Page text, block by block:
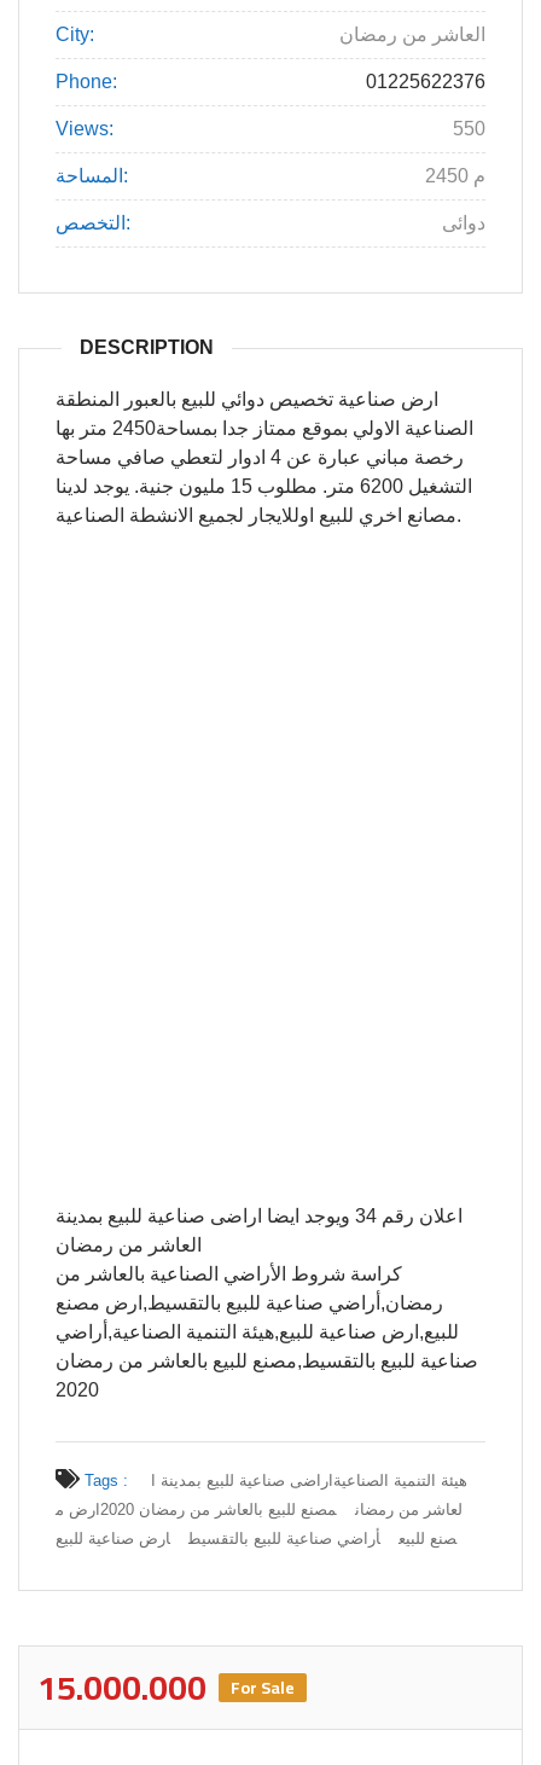
City: العاشر من رمضان
Phone: 01225622376
Views: 550
المساحة: 2450 م
التخصص: دوائى
DESCRIPTION
ارض صناعية تخصيص دوائي للبيع بالعبور المنطقة
الصناعية الاولي بموقع ممتاز جدا بمساحة2450 متر بها
رخصة مباني عبارة عن 4 ادوار لتعطي صافي مساحة
التشغيل 6200 متر. مطلوب 15 مليون جنية. يوجد لدينا
مصانع اخري للبيع اوللايجار لجميع الانشطة الصناعية.
اعلان رقم 34 ويوجد ايضا اراضى صناعية للبيع بمدينة
العاشر من رمضان
كراسة شروط الأراضي الصناعية بالعاشر من
رمضان,أراضي صناعية للبيع بالتقسيط,ارض مصنع
للبيع,ارض صناعية للبيع,هيئة التنمية الصناعية,أراضي
صناعية للبيع بالتقسيط,مصنع للبيع بالعاشر من رمضان
2020
Tags : هيئة التنمية الصناعية اراضى صناعية للبيع بمدينة ا
لعاشر من رمضان
مصنع للبيع بالعاشر من رمضان 2020
ارض م
صنع للبيع
أراضي صناعية للبيع بالتقسيط ارض صناعية للبيع
15.000.000 For Sale